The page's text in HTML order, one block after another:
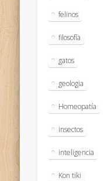
felinos
filosofía
gatos
geologia
Homeopatía
insectos
inteligencia
Kon tiki